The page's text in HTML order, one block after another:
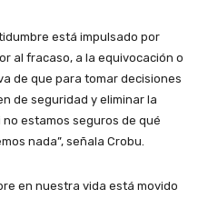
está impulsado por
al fracaso, a la equivocación o
de que para tomar decisiones
de seguridad y eliminar la
estamos seguros de qué
nada”, señala Crobu.
en nuestra vida está movido